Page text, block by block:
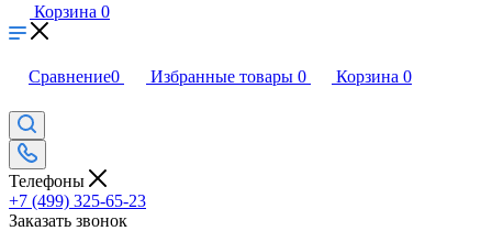
Корзина 0
Сравнение0 Избранные товары 0 Корзина 0
Телефоны
+7 (499) 325-65-23
Заказать звонок